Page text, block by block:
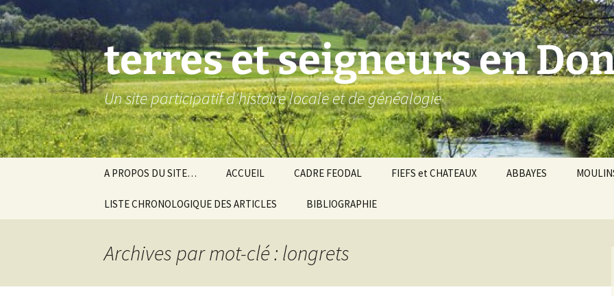
Aller
au
contenu
terres et seigneurs en
Un site participatif d'histoire locale et de généalogie
A PROPOS DU SITE… ACCUEIL CADRE FEODAL
Baronnie de Donzy
Comté-duché de Nevers
FIEFS et CHATEAUX ABBAYES
LISTE CHRONOLOGIQUE DES ARTICLES BIBLIOGRAPHIE
Archives par mot-clé : longrets